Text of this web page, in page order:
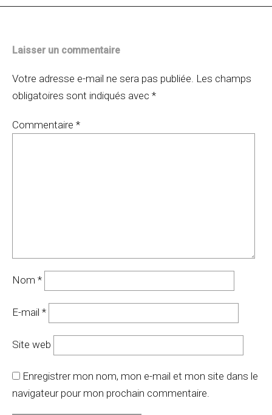
Laisser un commentaire
Votre adresse e-mail ne sera pas publiée. Les champs
obligatoires sont indiqués avec *
Commentaire *
Nom *
E-mail *
Site web
Enregistrer mon nom, mon e-mail et mon site dans le
navigateur pour mon prochain commentaire.